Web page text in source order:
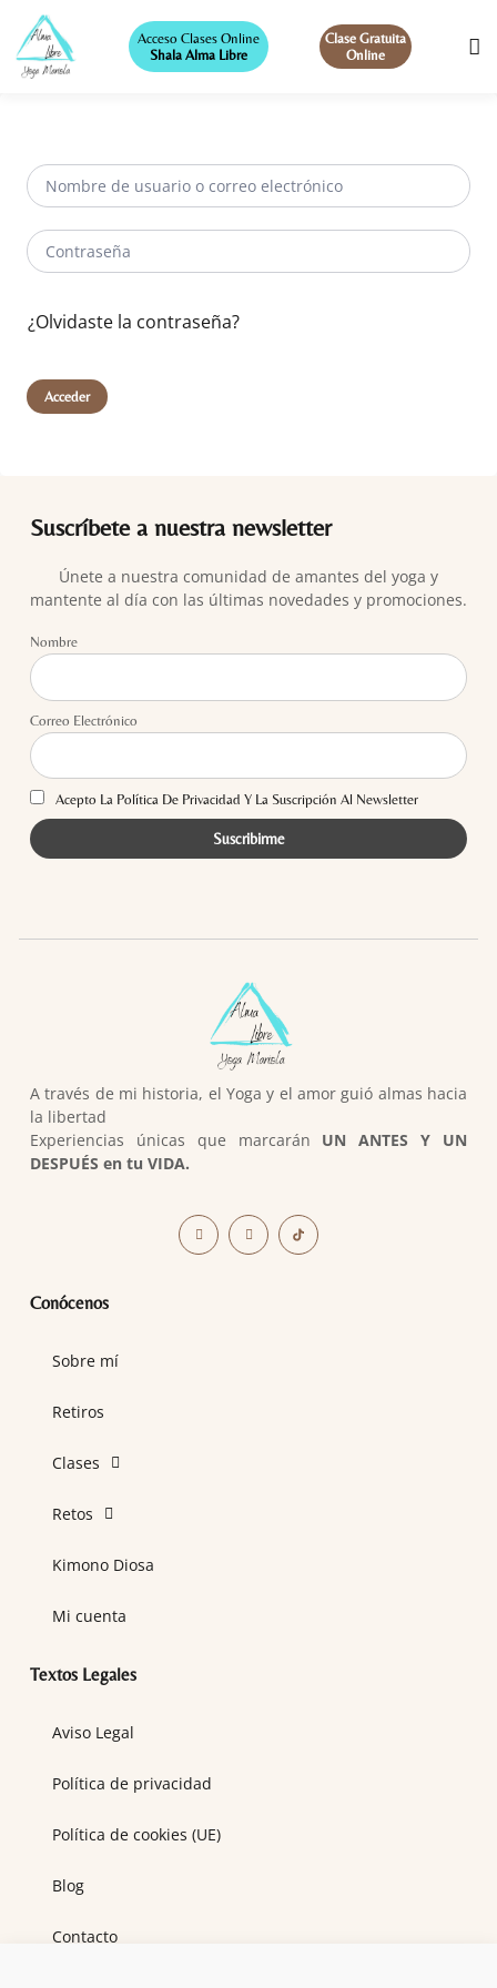
Acceso Clases Online
Shala Alma Libre
Clase Gratuita
Online
¿Olvidaste la contraseña?
Acceder
Suscríbete a nuestra newsletter
Únete a nuestra comunidad de amantes del yoga y
mantente al día con las últimas novedades y promociones.
Nombre
Correo Electrónico
Acepto La Política De Privacidad Y La Suscripción Al Newsletter
A través de mi historia, el Yoga y el amor guió almas hacia
la libertad
Experiencias únicas que marcarán UN ANTES Y UN
DESPUÉS en tu VIDA.
Conócenos
Sobre mí
Retiros
Clases
Retos
Kimono Diosa
Mi cuenta
Textos Legales
Aviso Legal
Política de privacidad
Política de cookies (UE)
Blog
Contacto